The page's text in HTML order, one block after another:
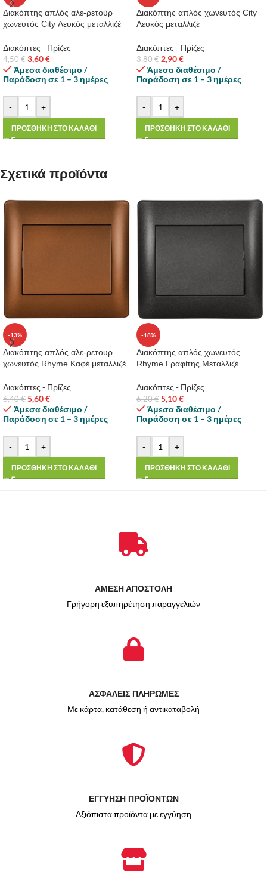
Διακόπτης απλός αλε-ρετούρ
χωνευτός City Λευκός μεταλλιζέ
Διακόπτες - Πρίζες
4,50€ 3,60€
Άμεσα διαθέσιμο /
Παράδοση σε 1 – 3 ημέρες
- +
ΠΡΟΣΘΗΚΗ ΣΤΟ ΚΑΛΑΘΙ
Διακόπτης απλός χωνευτός City
Λευκός μεταλλιζέ
Διακόπτες - Πρίζες
3,80€ 2,90€
Άμεσα διαθέσιμο /
Παράδοση σε 1 – 3 ημέρες
- +
ΠΡΟΣΘΗΚΗ ΣΤΟ ΚΑΛΑΘΙ
Σχετικά προϊόντα
-13%
Διακόπτης απλός αλε-ρετουρ
χωνευτός Rhyme Καφέ μεταλλιζέ
Διακόπτες - Πρίζες
6,40€ 5,60€
Άμεσα διαθέσιμο /
Παράδοση σε 1 – 3 ημέρες
- +
ΠΡΟΣΘΗΚΗ ΣΤΟ ΚΑΛΑΘΙ
-18%
Διακόπτης απλός χωνευτός
Rhyme Γραφίτης Μεταλλιζέ
Διακόπτες - Πρίζες
6,20€ 5,10€
Άμεσα διαθέσιμο /
Παράδοση σε 1 – 3 ημέρες
- +
ΠΡΟΣΘΗΚΗ ΣΤΟ ΚΑΛΑΘΙ
ΑΜΕΣΗ ΑΠΟΣΤΟΛΗ
Γρήγορη εξυπηρέτηση παραγγελιών
ΑΣΦΑΛΕΙΣ ΠΛΗΡΩΜΕΣ
Με κάρτα, κατάθεση ή αντικαταβολή
ΕΓΓΥΗΣΗ ΠΡΟΪΟΝΤΩΝ
Αξιόπιστα προϊόντα με εγγύηση